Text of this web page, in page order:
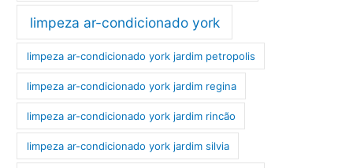
limpeza ar-condicionado york
limpeza ar-condicionado york jardim petropolis
limpeza ar-condicionado york jardim regina
limpeza ar-condicionado york jardim rincão
limpeza ar-condicionado york jardim silvia